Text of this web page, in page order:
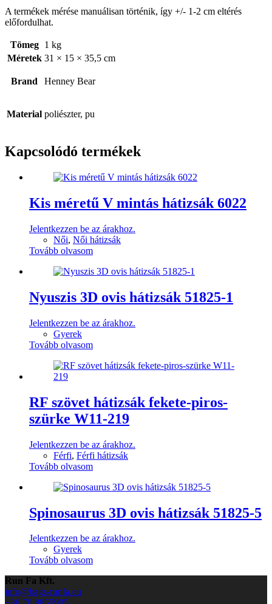
A termékek mérése manuálisan történik, így +/- 1-2 cm eltérés
előfordulhat.
Tömeg
1 kg
Méretek 31 × 15 × 35,5 cm
Brand Henney Bear
Material poliészter, pu
Kapcsolódó termékek
Kis méretű V mintás hátizsák 6022
Jelentkezzen be az árakhoz.
Női, Női hátizsák
Tovább olvasom
Nyuszis 3D ovis hátizsák 51825-1
Jelentkezzen be az árakhoz.
Gyerek
Tovább olvasom
RF szövet hátizsák fekete-piros-
szürke W11-219
Jelentkezzen be az árakhoz.
Férfi, Férfi hátizsák
Tovább olvasom
Spinosaurus 3D ovis hátizsák 51825-5
Jelentkezzen be az árakhoz.
Gyerek
Tovább olvasom
Run Fa Kft.
info@bags-runfa.eu